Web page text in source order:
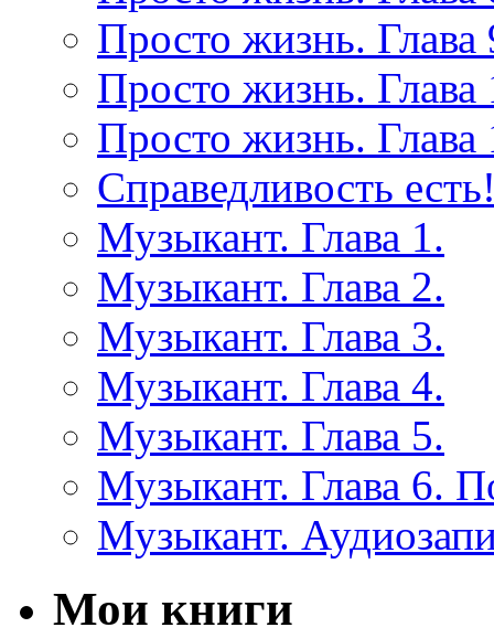
Просто жизнь. Глава
Просто жизнь. Глава
Просто жизнь. Глава
Справедливость
Музыкант. Глава 1.
Музыкант. Глава 2.
Музыкант. Глава 3.
Музыкант. Глава 4.
Музыкант. Глава 5.
Музыкант. Глава 6.
Музыкант.
Мои книги